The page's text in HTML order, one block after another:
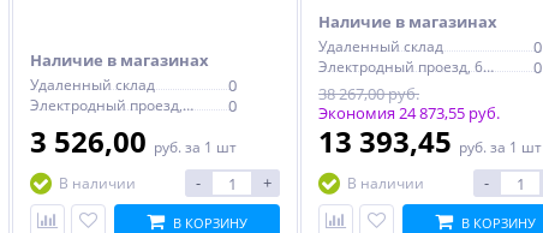
Наличие в магазинах
Удаленный склад 0
Электродный проезд, 6с1 0
3 526,00 руб. за 1 шт
В наличии
- +
В КОРЗИНУ
Наличие в магазинах
Удаленный склад 0
Электродный проезд, 6с1
0
38 267,00 руб.
Экономия 24 873,55 руб.
13 393,45 руб. за 1 шт
В наличии
-
В КОРЗИНУ